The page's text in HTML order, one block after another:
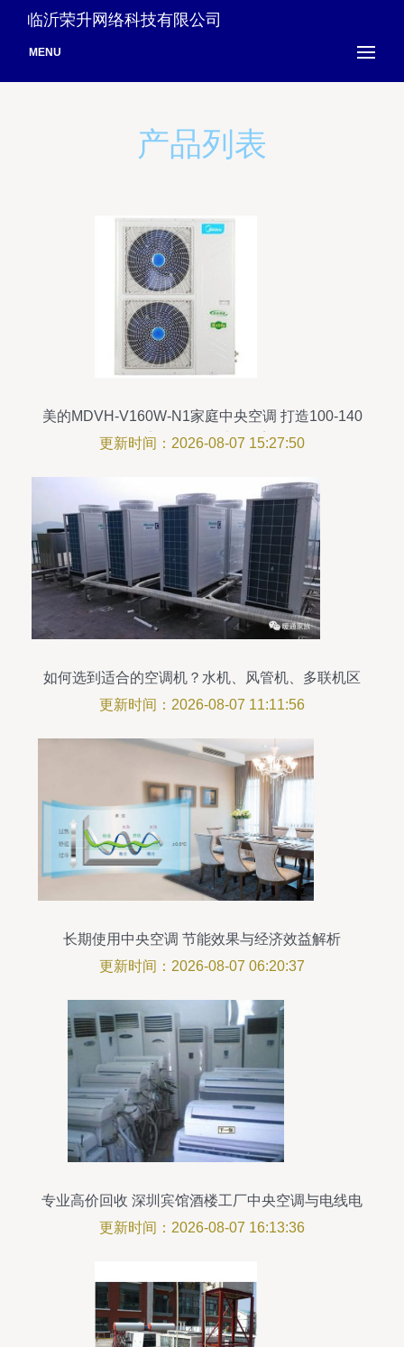
临沂荣升网络科技有限公司
MENU
产品列表
美的MDVH-V160W-N1家庭中央空调 打造100-140
㎡三室两厅的四季恒温美学
更新时间：2026-08-07 15:27:50
如何选到适合的空调机？水机、风管机、多联机区
别全解析
更新时间：2026-08-07 11:11:56
长期使用中央空调 节能效果与经济效益解析
更新时间：2026-08-07 06:20:37
专业高价回收 深圳宾馆酒楼工厂中央空调与电线电
缆回收服务
更新时间：2026-08-07 16:13:36